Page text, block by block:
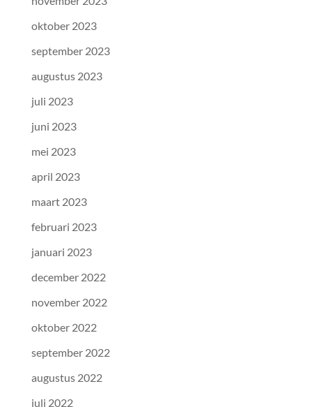
oktober 2023
september 2023
augustus 2023
juli 2023
juni 2023
mei 2023
april 2023
maart 2023
februari 2023
januari 2023
december 2022
november 2022
oktober 2022
september 2022
augustus 2022
juli 2022